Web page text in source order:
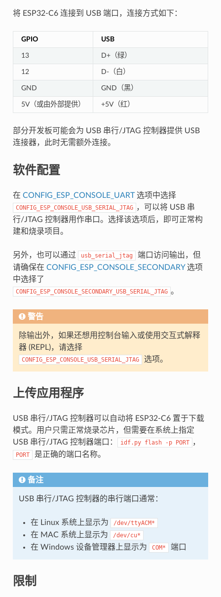
将 ESP32-C6 连接到 USB 端口，连接方式如下：
GPIO USB
13 D+（绿）
12 D-（白）
GND GND（黑）
5V（或由外部提供） +5V（红）
部分开发板可能会为 USB 串行/JTAG 控制器提供 USB
连接器，此时无需额外连接。
软件配置
在 CONFIG_ESP_CONSOLE_UART选项中选择
CONFIG_ESP_CONSOLE_USB_SERIAL_JTAG ，可以将 USB 串
行/JTAG 控制器用作串口。选择该选项后，即可正常构
建和烧录项目。
另外，也可以通过 usb_serial_jtag
端口访问输出，但
请确保在 CONFIG_ESP_CONSOLE_SECONDARY选项
中选择了
CONFIG_ESP_CONSOLE_SECONDARY_USB_SERIAL_JTAG 。
警告
除输出外，如果还想用控制台输入或使用交互式解释
器 (REPL)，请选择
CONFIG_ESP_CONSOLE_USB_SERIAL_JTAG 选项。
上传应用程序
USB 串行/JTAG 控制器可以自动将 ESP32-C6 置于下载
模式。用户只需正常烧录芯片，但需要在系统上指定
USB 串行/JTAG 控制器端口：
idf.py flash -p PORT ，
PORT 是正确的端口名称。
备注
USB 串行/JTAG 控制器的串行端口通常：
在 Linux 系统上显示为 /dev/ttyACM*
在 MAC 系统上显示为 /dev/cu*
在 Windows 设备管理器上显示为 COM* 端口
限制